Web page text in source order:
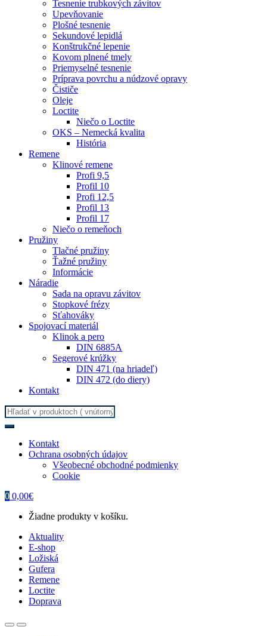
Tesnenie trubkových závitov
Upevňovanie
Plošné tesnenie
Sekundové lepidlá
Konštrukčné lepenie
Kovom plnené tmely
Priemyselné tesnenie
Príprava povrchu a núdzové opravy
Čističe
Oleje
Loctite
Niečo o Loctite
OKS – Nemecká kvalita
História
Remene
Klinové remene
Profi 9,5
Profil 10
Profi 12,5
Profil 13
Profil 17
Niečo o remeňoch
Pružiny
Tlačné pružiny
Ťažné pružiny
Informácie
Náradie
Sada na opravu závitov
Stopkové frézy
Sťahováky
Spojovací materiál
Klinok a pero
DIN 6885A
Segerové krúžky
DIN 471 (na hriadeľ)
DIN 472 (do diery)
Kontakt
Search
for:
Kontakt
Ochrana osobných údajov
Všeobecné obchodné podmienky
Cookie
0 0,00€
Žiadne produkty v košíku.
Aktuality
E-shop
Ložiská
Gufera
Remene
Loctite
Doprava